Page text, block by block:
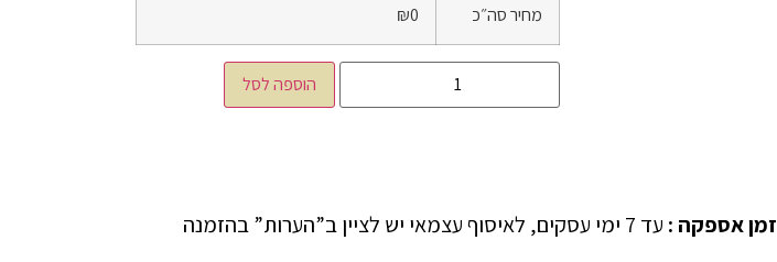
מחיר סה״כ ₪0
הוספה לסל
זמן אספקה : עד 7 ימי עסקים, לאיסוף עצמאי יש לציין ב”הערות” בהזמנה